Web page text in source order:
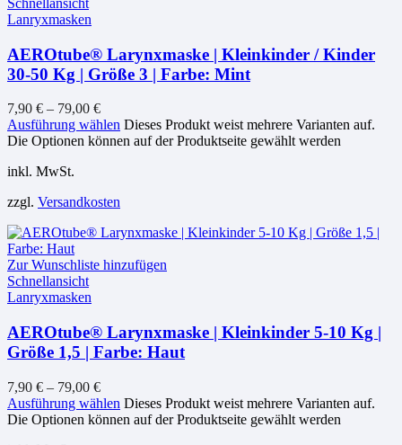
Schnellansicht
Lanryxmasken
AEROtube® Larynxmaske | Kleinkinder / Kinder
30-50 Kg | Größe 3 | Farbe: Mint
7,90 € – 79,00 €
Ausführung wählen Dieses Produkt weist mehrere Varianten auf.
Die Optionen können auf der Produktseite gewählt werden
inkl. MwSt.
zzgl. Versandkosten
Zur Wunschliste hinzufügen
Schnellansicht
Lanryxmasken
AEROtube® Larynxmaske | Kleinkinder 5-10 Kg |
Größe 1,5 | Farbe: Haut
7,90 € – 79,00 €
Ausführung wählen Dieses Produkt weist mehrere Varianten auf.
Die Optionen können auf der Produktseite gewählt werden